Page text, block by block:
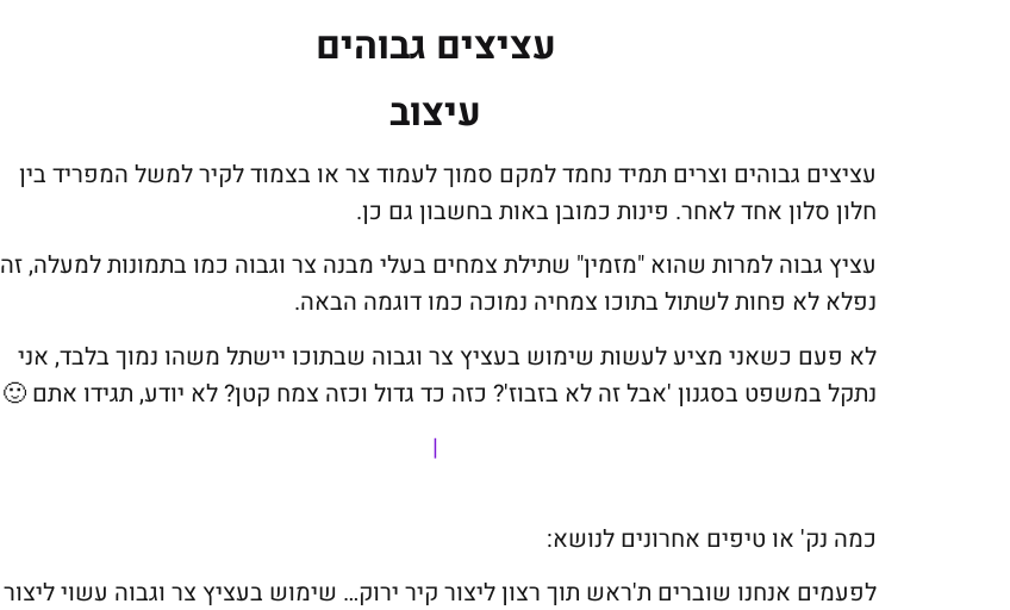
עציצים גבוהים
עיצוב
עציצים גבוהים וצרים תמיד נחמד למקם סמוך לעמוד צר או בצמוד לקיר למשל המפריד בין
חלון סלון אחד לאחר. פינות כמובן באות בחשבון גם כן.
עציץ גבוה למרות שהוא "מזמין" שתילת צמחים בעלי מבנה צר וגבוה כמו בתמונות למעלה, זה
נפלא לא פחות לשתול בתוכו צמחיה נמוכה כמו דוגמה הבאה.
לא פעם כשאני מציע לעשות שימוש בעציץ צר וגבוה שבתוכו יישתל משהו נמוך בלבד, אני
נתקל במשפט בסגנון 'אבל זה לא בזבוז'? כזה כד גדול וכזה צמח קטן? לא יודע, תגידו אתם 🙂
|
כמה נק' או טיפים אחרונים לנושא:
לפעמים אנחנו שוברים ת'ראש תוך רצון ליצור קיר ירוק… שימוש בעציץ צר וגבוה עשוי ליצור